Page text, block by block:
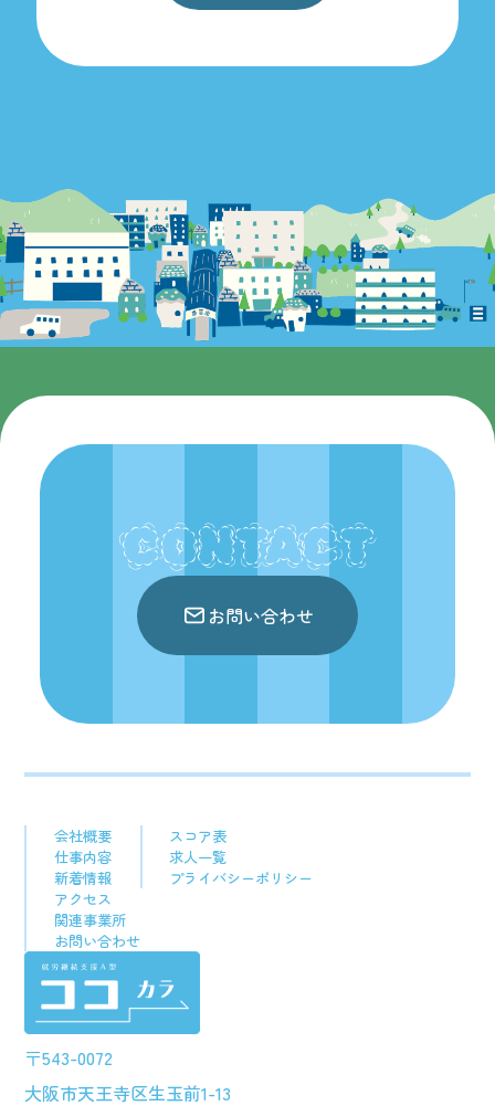
CONTACT
お問い合わせ
〒543-0072
大阪市天王寺区生玉前1-13
会社概要
仕事内容
新着情報
アクセス
関連事業所
お問い合わせ
スコア表
求人一覧
プライバシーポリシー